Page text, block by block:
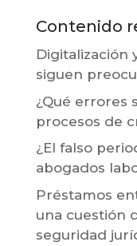
Contenido
Digitalización
siguen
¿Qué errores
procesos de
¿El falso
abogados
Préstamos
una cuestión
seguridad